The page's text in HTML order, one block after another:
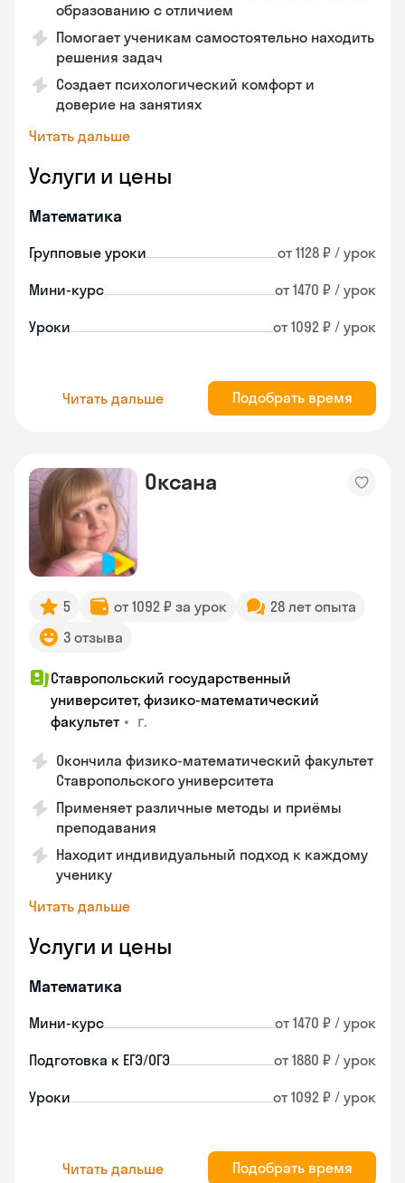
образованию с отличием
Помогает ученикам самостоятельно находить
решения задач
Создает психологический комфорт и
доверие на занятиях
Читать дальше
Услуги и цены
Математика
Групповые уроки от 1128 ₽ / урок
Мини-курс от 1470 ₽ / урок
Уроки от 1092 ₽ / урок
Читать дальше Подобрать время
Оксана
5 от 1092 ₽ за урок
28 лет опыта
3 отзыва
Ставропольский государственный
университет, физико-математический
факультет • г.
Окончила физико-математический факультет
Ставропольского университета
Применяет различные методы и приёмы
преподавания
Находит индивидуальный подход к каждому
ученику
Читать дальше
Услуги и цены
Математика
Мини-курс от 1470 ₽ / урок
Подготовка к ЕГЭ/ОГЭ от 1880 ₽ / урок
Уроки от 1092 ₽ / урок
Читать дальше Подобрать время